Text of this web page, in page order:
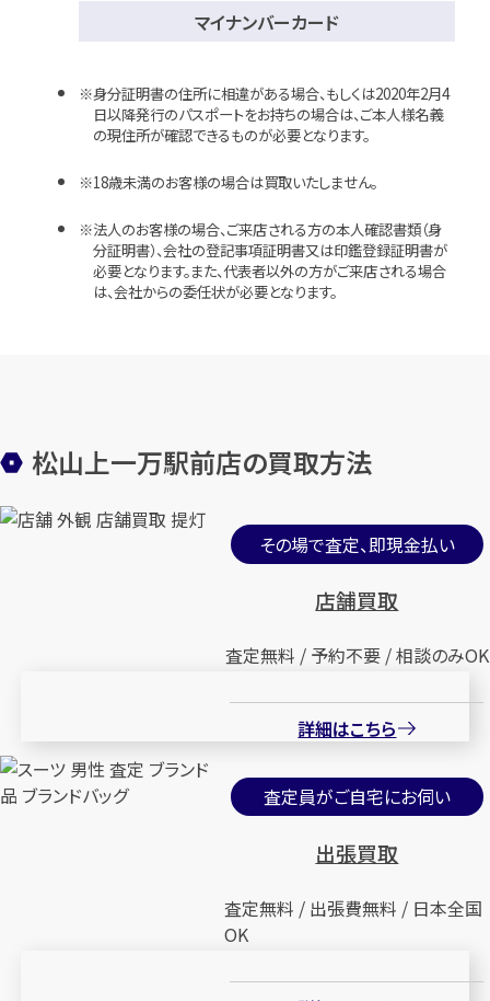
マイナンバーカード
身分証明書の住所に相違がある場合、もしくは2020年2月4
日以降発行のパスポートをお持ちの場合は、ご本人様名義
の現住所が確認できるものが必要となります。
18歳未満のお客様の場合は買取いたしません。
法人のお客様の場合、ご来店される方の本人確認書類（身
分証明書）、会社の登記事項証明書又は印鑑登録証明書が
必要となります。また、代表者以外の方がご来店される場合
は、会社からの委任状が必要となります。
松山上一万駅前店の買取方法
その場で査定、即現金払い
店舗買取
査定無料 / 予約不要 / 相談のみOK
詳細はこちら
査定員がご自宅にお伺い
出張買取
査定無料 / 出張費無料 / 日本全国
OK